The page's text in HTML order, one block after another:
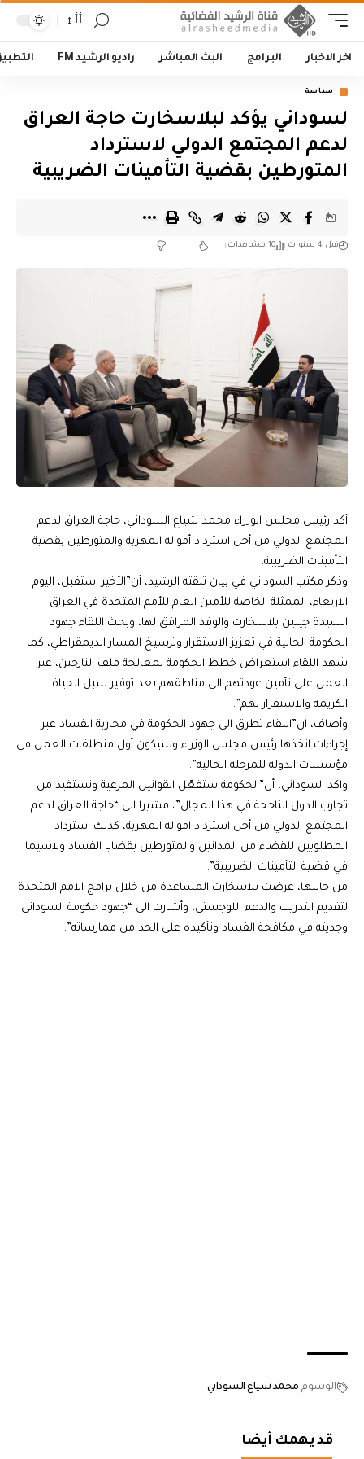
أأ
اخر الاخبار البرامج البث المباشر راديو الرشيد FM
سياسة
لسوداني يؤكد لبلاسخارت حاجة العراق
لدعم المجتمع الدولي لاسترداد
المتورطين بقضية التأمينات الضريبية
قبل 4 سنوات 10 مشاهدات
أكد رئيس مجلس الوزراء محمد شياع السوداني، حاجة العراق لدعم
المجتمع الدولي من أجل استرداد أمواله المهربة والمتورطين بقضية
التأمينات الضريبية.
وذكر مكتب السوداني في بيان تلقته الرشيد، أن”الأخير استقبل، اليوم
الاربعاء، الممثلة الخاصة للأمين العام للأمم المتحدة في العراق
السيدة جينين بلاسخارت والوفد المرافق لها، وبحث اللقاء جهود
الحكومة الحالية في تعزيز الاستقرار وترسيخ المسار الديمقراطي، كما
شهد اللقاء استعراض خطط الحكومة لمعالجة ملف النازحين، عبر
العمل على تأمين عودتهم الى مناطقهم بعد توفير سبل الحياة
الكريمة والاستقرار لهم”.
وأضاف، ان”اللقاء تطرق الى جهود الحكومة في محاربة الفساد عبر
إجراءات اتخذها رئيس مجلس الوزراء وسيكون أول منطلقات العمل في
مؤسسات الدولة للمرحلة الحالية”.
واكد السوداني، أن”الحكومة ستفعّل القوانين المرعية وتستفيد من
تجارب الدول الناجحة في هذا المجال”، مشيرا الى “حاجة العراق لدعم
المجتمع الدولي من أجل استرداد امواله المهربة، كذلك استرداد
المطلوبين للقضاء من المدانين والمتورطين بقضايا الفساد ولاسيما
في قضية التأمينات الضريبية”.
من جانبها، عرضت بلاسخارت المساعدة من خلال برامج الامم المتحدة
لتقديم التدريب والدعم اللوجستي، وأشارت الى “جهود حكومة السوداني
وجديته في مكافحة الفساد وتأكيده على الحد من ممارساته”.
الوسوم محمد شياع السوداني
قد يهمك أيضا